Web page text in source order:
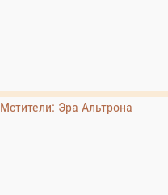
Мстители: Эра Альтрона